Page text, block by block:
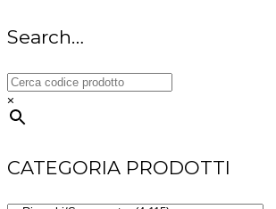
Search…
×
CATEGORIA PRODOTTI